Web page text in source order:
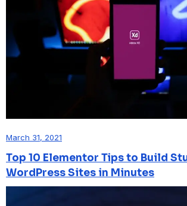
March 31, 2021
Top 10 Elementor Tips to Build
WordPress Sites in Minutes